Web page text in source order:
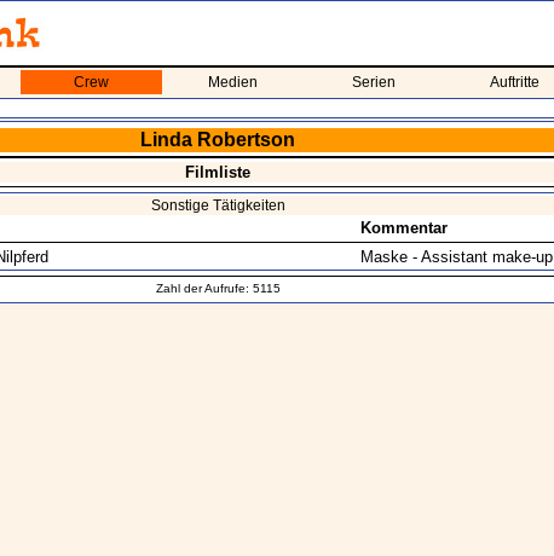
Crew Medien Serien Auftritte
Linda Robertson
Filmliste
Sonstige Tätigkeiten
Kommentar
Maske - Assistant make-up
Zahl der Aufrufe: 5115